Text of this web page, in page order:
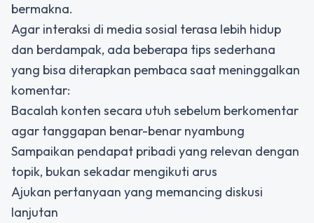
bermakna.
Agar interaksi di media sosial terasa lebih hidup
dan berdampak, ada beberapa tips sederhana
yang bisa diterapkan pembaca saat meninggalkan
komentar:
Bacalah konten secara utuh sebelum berkomentar
agar tanggapan benar-benar nyambung
Sampaikan pendapat pribadi yang relevan dengan
topik, bukan sekadar mengikuti arus
Ajukan pertanyaan yang memancing diskusi
lanjutan